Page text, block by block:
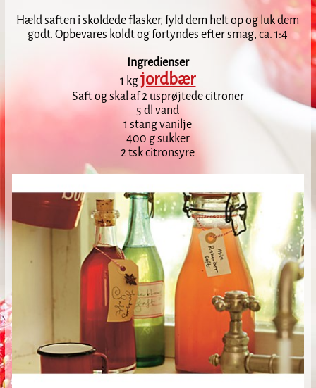
Hæld saften i skoldede flasker, fyld dem helt op og luk dem
godt. Opbevares koldt og fortyndes efter smag, ca. 1:4
Ingredienser
1 kgjordbær
Saft og skal af 2 usprøjtede citroner
5 dl vand
1 stang vanilje
400 g sukker
2 tsk citronsyre